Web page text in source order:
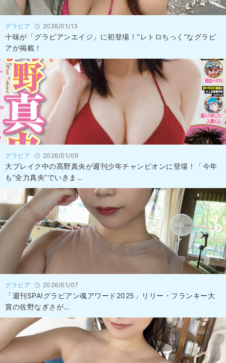
グラビア 2026/01/13
十味が「グラビアンエイジ」に初登場！‟レトロちっく”なグラビ
アが掲載！
グラビア 2026/01/09
大ブレイク中の髙野真央が週刊少年チャンピオンに登場！「今年
も“全力真央”でいきま…
グラビア 2026/01/07
「週刊SPA!グラビアン魂アワード2025」リリー・フランキー大
賞の佐野なぎさが…